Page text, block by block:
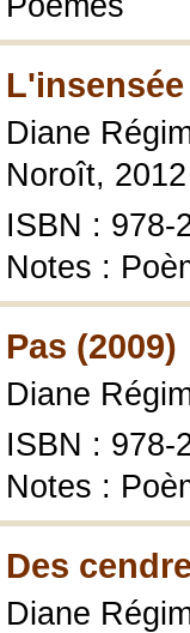
Diane
Noroît, 2012
ISBN : 978-
Notes :
Pas (2009)
Diane
ISBN : 978-
Notes :
Des
Diane